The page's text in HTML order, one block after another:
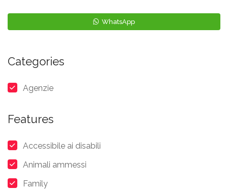
WhatsApp
Categories
Agenzie
Features
Accessibile ai disabili
Animali ammessi
Family